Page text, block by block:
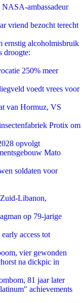
ambassadeur
vriend bezocht terecht
ernstig alcoholmisbruik
droogte:
250% meer
voedt vrees voor
van Hormuz, VS
Protix om
opvolgt
Mato
soldaten voor
Libanon,
op 79-jarige
access tot
vier gewonden
na dickpic in
81 jaar later
achievements